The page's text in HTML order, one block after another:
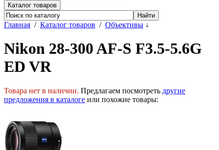
Каталог товаров
Главная / Каталог товаров / Объективы ↓
Nikon 28-300 AF-S F3.5-5.6G
ED VR
Товара нет в наличии. Предлагаем посмотреть другие
предложения в каталоге или похожие товары: